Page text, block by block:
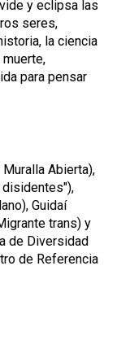
y eclipsa las
seres,
la ciencia
para pensar
Abierta),
disidentes"),
Guidaí
trans) y
de Diversidad
de Referencia